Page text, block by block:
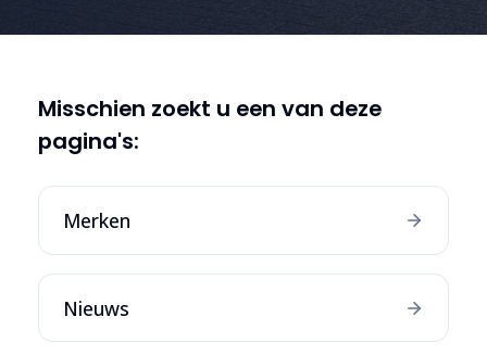
Misschien zoekt u een van deze
pagina's:
Merken
Nieuws